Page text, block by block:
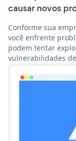
causar novos
Conforme sua
você enfrente
podem tentar
vulnerabilidades